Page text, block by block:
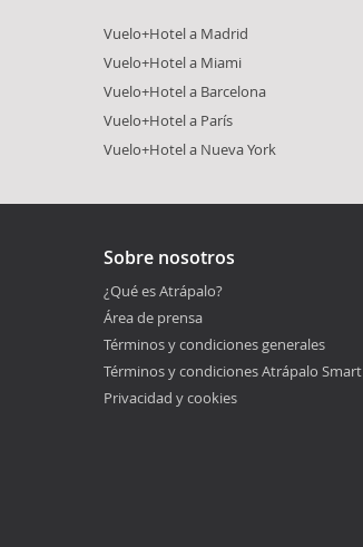
Vuelo+Hotel a Madrid
Vuelo+Hotel a Miami
Vuelo+Hotel a Barcelona
Vuelo+Hotel a París
Vuelo+Hotel a Nueva York
Sobre nosotros
¿Qué es Atrápalo?
Área de prensa
Términos y condiciones generales
Términos y condiciones Atrápalo Smart
Privacidad y cookies